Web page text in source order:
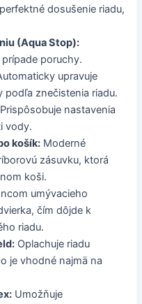
dosušenie riadu,
(Aqua Stop):
poruchy.
upravuje
znečistenia riadu.
Prispôsobuje nastavenia
vody.
košík: Moderné
zásuvku, ktorá
koši.
umývacieho
čím dôjde k
riadu.
Oplachuje riadu
je vhodné najmä na
Umožňuje